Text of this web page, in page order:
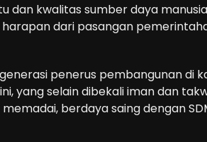
dan kwalitas sumber daya
dari pasangan
penerus pembangunan di
yang selain dibekali iman dan
berdaya saing dengan